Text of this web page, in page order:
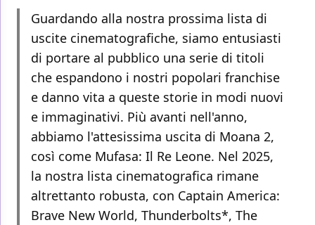
Guardando alla nostra prossima lista di
uscite cinematografiche, siamo entusiasti
di portare al pubblico una serie di titoli
che espandono i nostri popolari franchise
e danno vita a queste storie in modi nuovi
e immaginativi. Più avanti nell'anno,
abbiamo l'attesissima uscita di Moana 2,
così come Mufasa: Il Re Leone. Nel 2025,
la nostra lista cinematografica rimane
altrettanto robusta, con Captain America:
Brave New World, Thunderbolts*, The